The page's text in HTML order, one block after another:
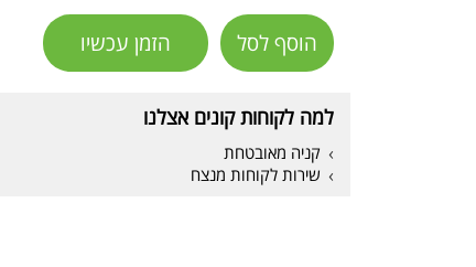
הוסף לסל הזמן עכשיו
למה לקוחות קונים אצלנו
קניה מאובטחת
שירות לקוחות מנצח